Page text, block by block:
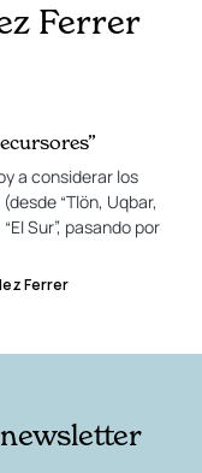
Ferrer
a considerar los
“Tlön, Uqbar,
Sur”, pasando por
Ferrer